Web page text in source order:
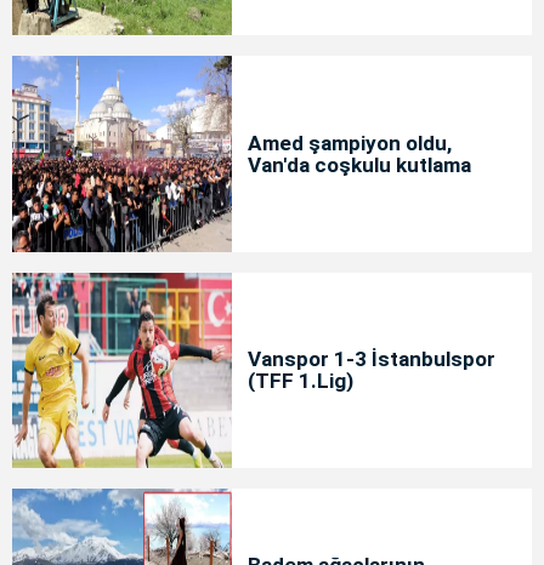
Amed şampiyon oldu,
Van'da coşkulu kutlama
Vanspor 1-3 İstanbulspor
(TFF 1.Lig)